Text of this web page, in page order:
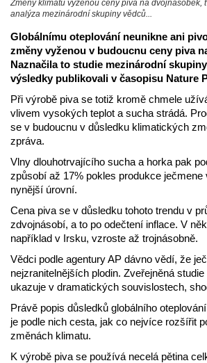
Změny klimatu vyženou ceny piva na dvojnásobek,
analýza mezinárodní skupiny vědců...
Globálnímu oteplování neunikne ani
změny vyženou v budoucnu ceny piva
Naznačila to studie mezinárodní
výsledky publikovali v časopisu Nature
Při výrobě piva se totiž kromě chmele
vlivem vysokých teplot a sucha strádá.
se v budoucnu v důsledku klimatických
zpráva.
Vlny dlouhotrvajícího sucha a horka pak
způsobí až 17% pokles produkce ječmene
nynější úrovní.
Cena piva se v důsledku tohoto trendu v
zdvojnásobí, a to po odečtení inflace. V
například v Irsku, vzroste až trojnásobně.
Vědci podle agentury AP dávno vědí, že
nejzranitelnějších plodin. Zveřejněná
ukazuje v dramatických souvislostech,
Právě popis důsledků globálního
je podle nich cesta, jak co nejvíce rozšířit
změnách klimatu.
K výrobě piva se používá necelá pětina